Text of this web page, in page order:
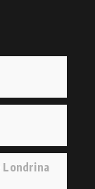
Londrina